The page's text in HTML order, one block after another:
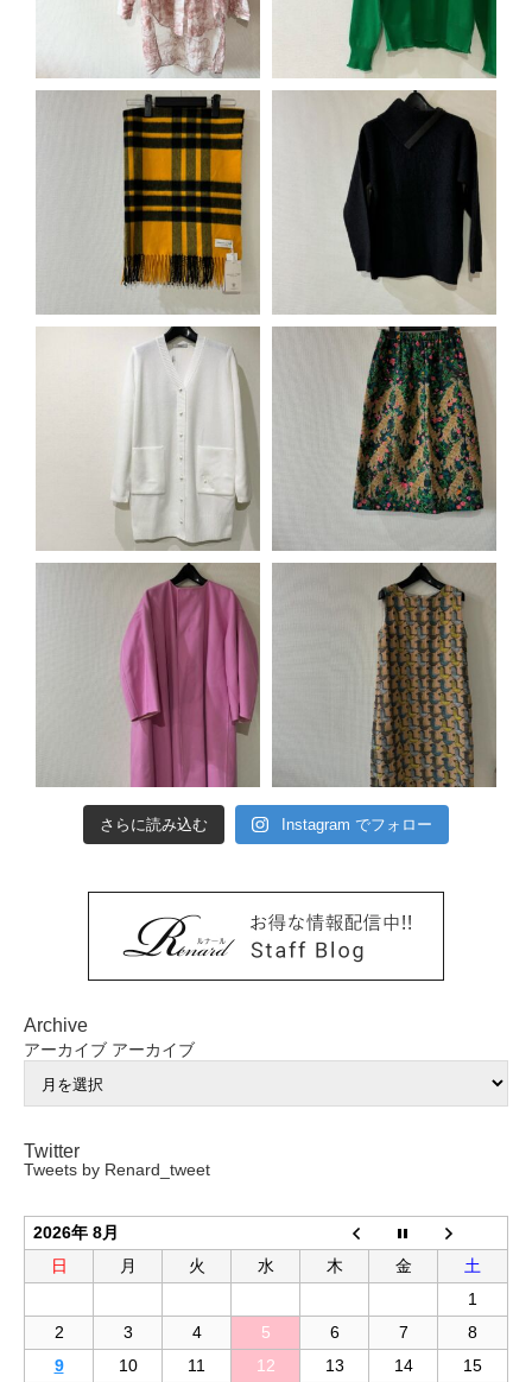
さらに読み込む Instagram でフォロー
Archive
アーカイブ アーカイブ
Twitter
Tweets by Renard_tweet
2026年 8月
日
月 火 水 木 金
土
1
2
3 4 5 6 7
8
9
10 11 12 13 14
15